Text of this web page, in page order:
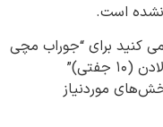
است.
کنید برای “جوراب مچی
موردنیاز